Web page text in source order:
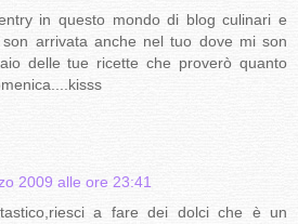
in questo mondo di blog culinari e
arrivata anche nel tuo dove mi son
delle tue ricette che proverò quanto
2009 alle ore 23:41
a fare dei dolci che è un